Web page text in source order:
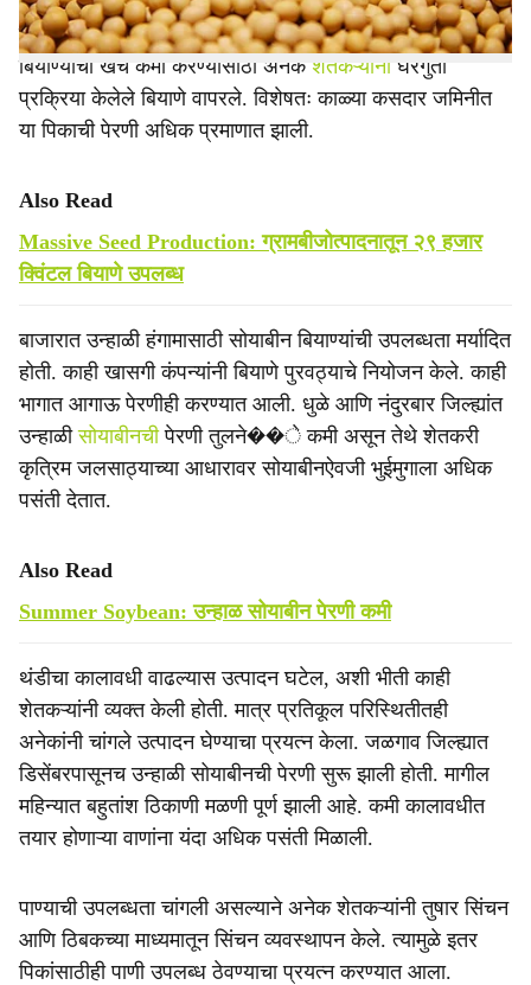
एकट्या जळगाव जिल्ह्यात सुमारे २ हजार हेक्टरवर पेरणी झाली होती.
बियाण्यांचा खर्च कमी करण्यासाठी अनेक शेतकऱ्यांनी घरगुती
प्रक्रिया केलेले बियाणे वापरले. विशेषतः काळ्या कसदार जमिनीत
या पिकाची पेरणी अधिक प्रमाणात झाली.
Also Read
Massive Seed Production: ग्रामबीजोत्पादनातून २९ हजार
क्विंटल बियाणे उपलब्ध
बाजारात उन्हाळी हंगामासाठी सोयाबीन बियाण्यांची उपलब्धता मर्यादित
होती. काही खासगी कंपन्यांनी बियाणे पुरवठ्याचे नियोजन केले. काही
भागात आगाऊ पेरणीही करण्यात आली. धुळे आणि नंदुरबार जिल्ह्यांत
उन्हाळीसोयाबीनचीपेरणी तुलने��े कमी असून तेथे शेतकरी
कृत्रिम जलसाठ्याच्या आधारावर सोयाबीनऐवजी भुईमुगाला अधिक
पसंती देतात.
Also Read
Summer Soybean: उन्हाळ सोयाबीन पेरणी कमी
थंडीचा कालावधी वाढल्यास उत्पादन घटेल, अशी भीती काही
शेतकऱ्यांनी व्यक्त केली होती. मात्र प्रतिकूल परिस्थितीतही
अनेकांनी चांगले उत्पादन घेण्याचा प्रयत्न केला. जळगाव जिल्ह्यात
डिसेंबरपासूनच उन्हाळी सोयाबीनची पेरणी सुरू झाली होती. मागील
महिन्यात बहुतांश ठिकाणी मळणी पूर्ण झाली आहे. कमी कालावधीत
तयार होणाऱ्या वाणांना यंदा अधिक पसंती मिळाली.
पाण्याची उपलब्धता चांगली असल्याने अनेक शेतकऱ्यांनी तुषार सिंचन
आणि ठिबकच्या माध्यमातून सिंचन व्यवस्थापन केले. त्यामुळे इतर
पिकांसाठीही पाणी उपलब्ध ठेवण्याचा प्रयत्न करण्यात आला.